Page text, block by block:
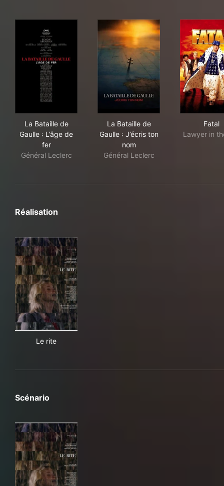
La Bataille de
Gaulle : L’âge de
fer
Général Leclerc
La Bataille de
Gaulle : J’écris ton
nom
Général Leclerc
Fatal
Lawyer in
Réalisation
Le rite
Scénario